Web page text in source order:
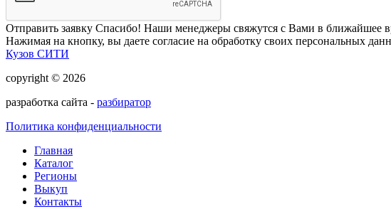
Отправить заявку Спасибо! Наши менеджеры свяжутся с Вами в ближайшее
Нажимая на кнопку, вы даете согласие на обработку своих персональных
Кузов СИТИ
copyright © 2026
разработка сайта - разбиратор
Политика конфиденциальности
Главная
Каталог
Регионы
Выкуп
Контакты